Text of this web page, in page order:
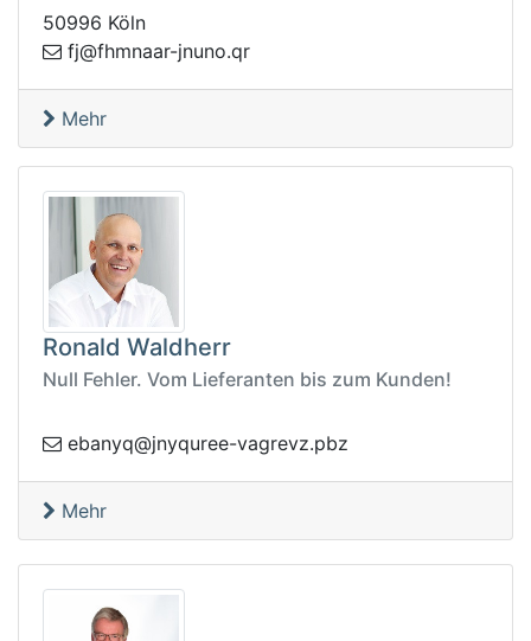
50996 Köln
r
q.onunj-raanmhf@jf
Mehr
Ronald Waldherr
Null Fehler. Vom Lieferanten bis zum Kunden!
zbp.
zvergav-eeruqynj@qynabe
Mehr